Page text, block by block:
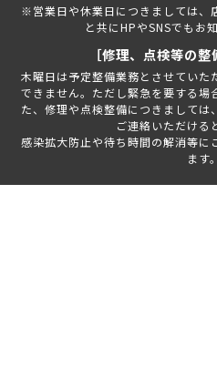
※営業日や休業日につきましては、
と共にHPやSNSでもお
［修理、点検等の整
木曜日は予定整備業務とさせていた
できません。ただし緊急を要する場
た、修理や点検整備につきましては
ご連絡いただける
感染拡大防止や待ち時間の解消等に
ます。